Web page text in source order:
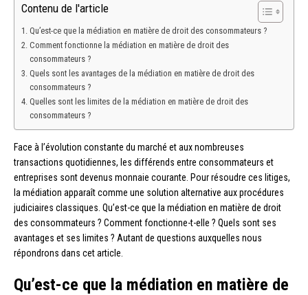
Contenu de l'article
Qu’est-ce que la médiation en matière de droit des consommateurs ?
Comment fonctionne la médiation en matière de droit des
consommateurs ?
Quels sont les avantages de la médiation en matière de droit des
consommateurs ?
Quelles sont les limites de la médiation en matière de droit des
consommateurs ?
Face à l’évolution constante du marché et aux nombreuses
transactions quotidiennes, les différends entre consommateurs et
entreprises sont devenus monnaie courante. Pour résoudre ces litiges,
la médiation apparaît comme une solution alternative aux procédures
judiciaires classiques. Qu’est-ce que la médiation en matière de droit
des consommateurs ? Comment fonctionne-t-elle ? Quels sont ses
avantages et ses limites ? Autant de questions auxquelles nous
répondrons dans cet article.
Qu’est-ce que la médiation en matière de